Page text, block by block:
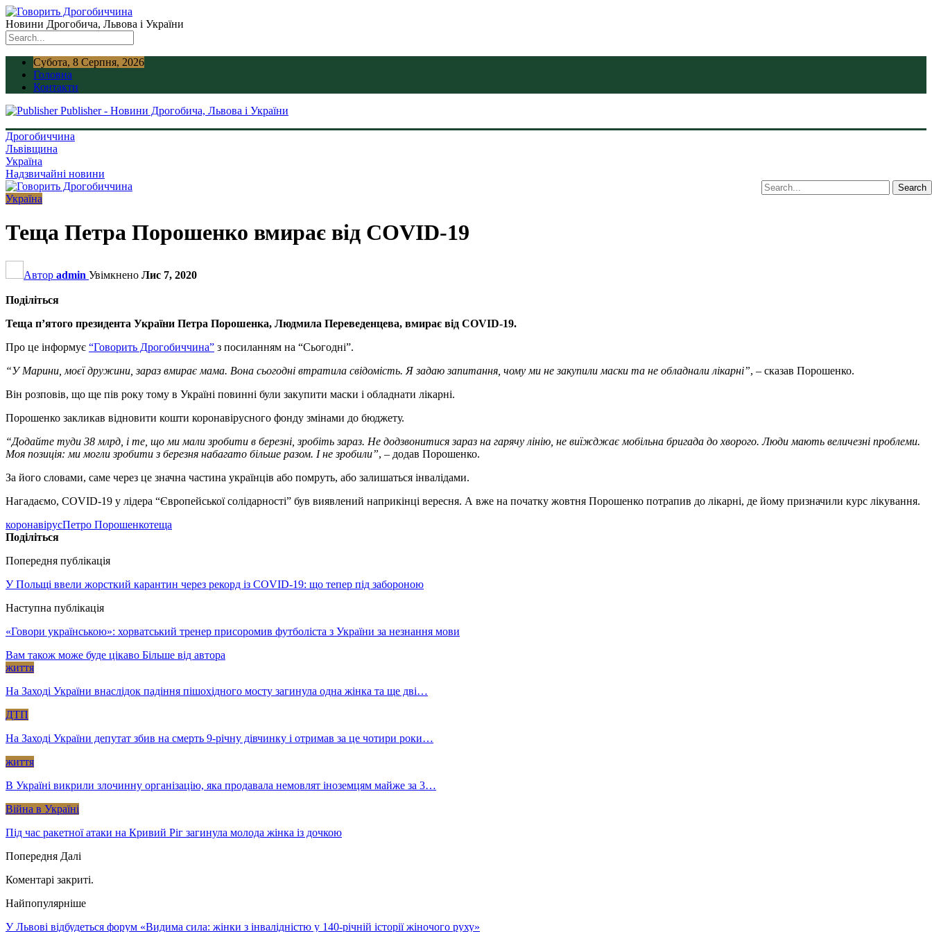
Новини Дрогобича, Львова і України
Субота, 8 Серпня, 2026
Головна
Контакти
Publisher - Новини Дрогобича, Львова і України
Дрогобиччина
Львівщина
Україна
Надзвичайні новини
Україна
Теща Петра Порошенко вмирає від COVID-19
Автор admin Увімкнено Лис 7, 2020
Поділіться
Теща п’ятого президента України Петра Порошенка, Людмила Переведенцева, вмирає від COVID-19.
Про це інформує “Говорить Дрогобиччина” з посиланням на “Сьогодні”.
“У Марини, моєї дружини, зараз вмирає мама. Вона сьогодні втратила свідомість. Я задаю запитання, чому ми не закупили маски та не обладнали лікарні”, – сказав Порошенко.
Він розповів, що ще пів року тому в Україні повинні були закупити маски і обладнати лікарні.
Порошенко закликав відновити кошти коронавірусного фонду змінами до бюджету.
“Додайте туди 38 млрд, і те, що ми мали зробити в березні, зробіть зараз. Не додзвонитися зараз на гарячу лінію, не виїжджає мобільна бригада до хворого. Люди мають величезні проблеми.
Моя позиція: ми могли зробити з березня набагато більше разом. І не зробили”, – додав Порошенко.
За його словами, саме через це значна частина українців або помруть, або залишаться інвалідами.
Нагадаємо, COVID-19 у лідера “Європейської солідарності” був виявлений наприкінці вересня. А вже на початку жовтня Порошенко потрапив до лікарні, де йому призначили курс лікування.
коронавірусПетро Порошенкотеща
Поділіться
Попередня публікація
У Польщі ввели жорсткий карантин через рекорд із COVID-19: що тепер під забороною
Наступна публікація
«Говори українською»: хорватський тренер присоромив футболіста з України за незнання мови
Вам також може буде цікаво Більше від автора
життя
На Заході України внаслідок падіння пішохідного мосту загинула одна жінка та ще дві…
ДТП
На Заході України депутат збив на смерть 9-річну дівчинку і отримав за це чотири роки…
життя
В Україні викрили злочинну організацію, яка продавала немовлят іноземцям майже за 3…
Війна в Україні
Під час ракетної атаки на Кривий Ріг загинула молода жінка із дочкою
Попередня Далі
Коментарі закриті.
Найпопулярніше
У Львові відбудеться форум «Видима сила: жінки з інвалідністю у 140-річній історії жіночого руху»